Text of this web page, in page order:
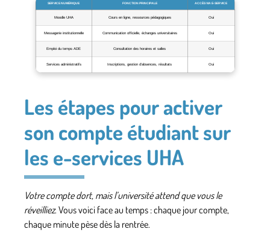
SERVICE NUMÉRIQUE FONCTION PRINCIPALE ACCÈS VIA E-SERVICE
Moodle UHA Cours en ligne, ressources pédagogiques Oui
Messagerie institutionnelle Communication officielle, échanges universitaires Oui
Emploi du temps ADE Consultation des horaires et salles Oui
Services administratifs Inscriptions, gestion d’absences, résultats Oui
Les étapes pour activer
son compte étudiant sur
les e-services UHA
Votre compte dort, mais l’université attend que vous le
réveilliez. Vous voici face au temps : chaque jour compte,
chaque minute pèse dès la rentrée.